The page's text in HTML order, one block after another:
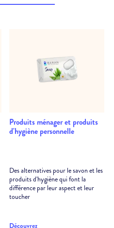
Produits ménager et produits
d'hygiène personnelle
Des alternatives pour le savon et les
produits d'hygiène qui font la
différence par leur aspect et leur
toucher
Découvrez